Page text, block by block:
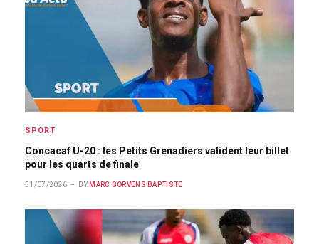
SPORT
Concacaf U-20 : les Petits Grenadiers valident leur billet
pour les quarts de finale
31/07/2026 BY MARC GORVENS BAPTISTE